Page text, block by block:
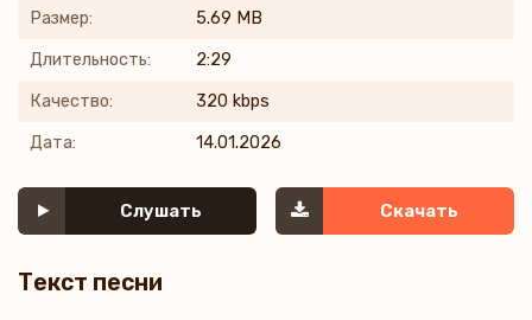
Размер: 5.69 MB
Длительность: 2:29
Качество: 320 kbps
Дата: 14.01.2026
Слушать Скачать
Текст песни